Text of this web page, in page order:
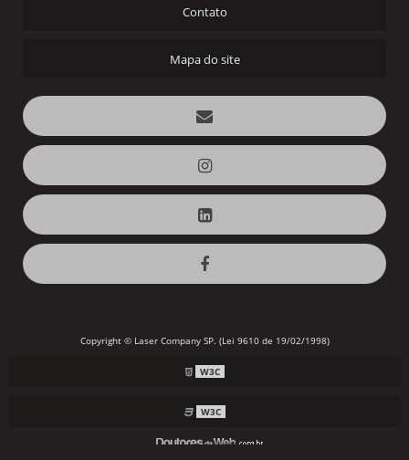
Contato
Mapa do site
Copyright © Laser Company SP. (Lei 9610 de 19/02/1998)
W3C
W3C